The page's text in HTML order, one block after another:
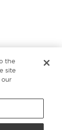
the
site
our